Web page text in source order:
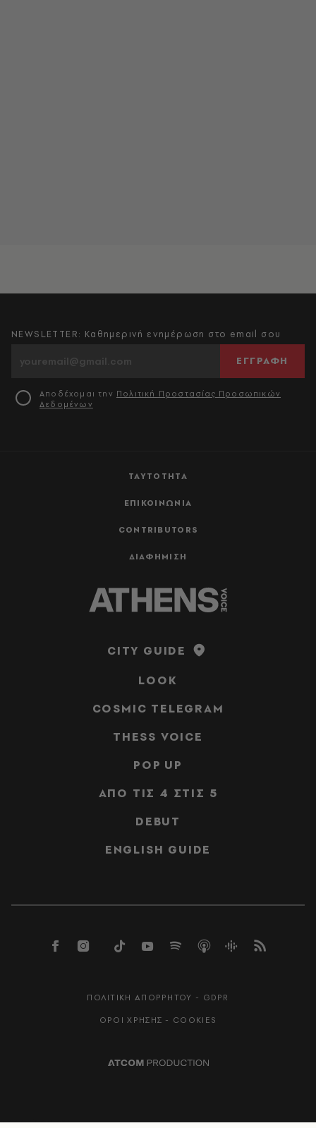
ΤΑΥΤΟΤΗΤΑ
ΕΠΙΚΟΙΝΩΝΙΑ
CONTRIBUTORS
ΔΙΑΦΗΜΙΣΗ
NEWSLETTER: Καθημερινή ενημέρωση στο email σου
ΕΓΓΡΑΦΗ
Αποδέχομαι την Πολιτική Προστασίας Προσωπικών
Δεδομένων
CITY GUIDE
LOOK
COSMIC TELEGRAM
THESS VOICE
POP UP
ΑΠΟ ΤΙΣ 4 ΣΤΙΣ 5
DEBUT
ENGLISH GUIDE
ΠΟΛΙΤΙΚΗ ΑΠΟΡΡΗΤΟΥ - GDPR
ΟΡΟΙ ΧΡΗΣΗΣ - COOKIES